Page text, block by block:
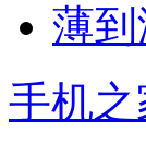
薄
手机之